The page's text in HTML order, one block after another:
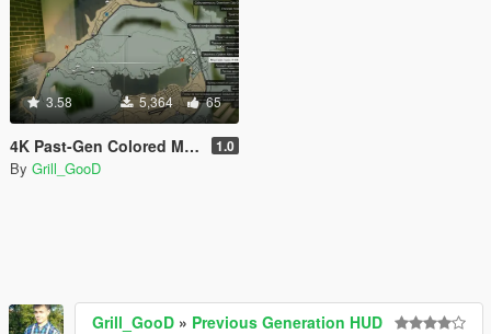
3.58 5,364 65
4K Past-Gen Colored Map 1.0
By Grill_GooD
Grill_GooD » Previous Generation HUD